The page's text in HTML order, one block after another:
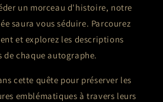
un morceau d'histoire, notre
saura vous séduire. Parcourez
et explorez les descriptions
de chaque autographe.
cette quête pour préserver les
emblématiques à travers leurs